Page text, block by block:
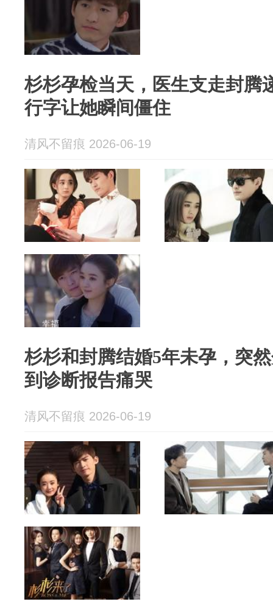
杉杉孕检当天，医生支走封腾
行字让她瞬间僵住
清风不留痕 2026-06-19
杉杉和封腾结婚5年未孕，突
到诊断报告痛哭
清风不留痕 2026-06-19